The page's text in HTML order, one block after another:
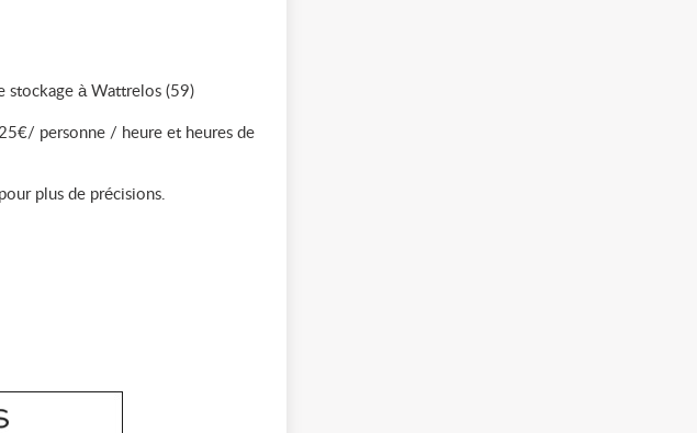
stockage à Wattrelos (59)
personne / heure et heures de
plus de précisions.